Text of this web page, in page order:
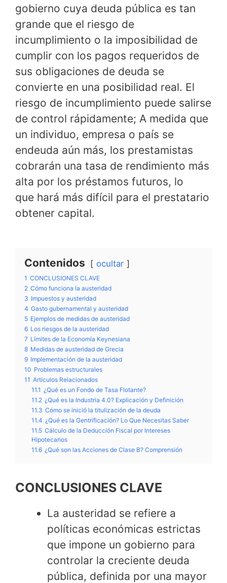
gobierno cuya deuda pública es tan
grande que el riesgo de
incumplimiento o la imposibilidad de
cumplir con los pagos requeridos de
sus obligaciones de deuda se
convierte en una posibilidad real. El
riesgo de incumplimiento puede salirse
de control rápidamente; A medida que
un individuo, empresa o país se
endeuda aún más, los prestamistas
cobrarán una tasa de rendimiento más
alta por los préstamos futuros, lo
que hará más difícil para el prestatario
obtener capital.
Contenidos ocultar
1 CONCLUSIONES CLAVE
2 Cómo funciona la austeridad
3 Impuestos y austeridad
4 Gasto gubernamental y austeridad
5 Ejemplos de medidas de austeridad
6 Los riesgos de la austeridad
7 Límites de la Economía Keynesiana
8 Medidas de austeridad de Grecia
9 Implementación de la austeridad
10 Problemas estructurales
11 Artículos Relacionados
11.1 ¿Qué es un Fondo de Tasa Flotante?
11.2 ¿Qué es la Industria 4.0? Explicación y Definición
11.3 Cómo se inició la titulización de la deuda
11.4 ¿Qué es la Gentrificación? Lo Que Necesitas Saber
11.5 Cálculo de la Deducción Fiscal por Intereses
Hipotecarios
11.6 ¿Qué son las Acciones de Clase B? Comprensión
CONCLUSIONES CLAVE
La austeridad se refiere a
políticas económicas estrictas
que impone un gobierno para
controlar la creciente deuda
pública, definida por una mayor